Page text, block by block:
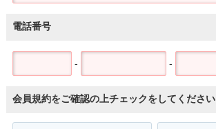
電話番号
- -
会員規約をご確認の上チェックをしてください